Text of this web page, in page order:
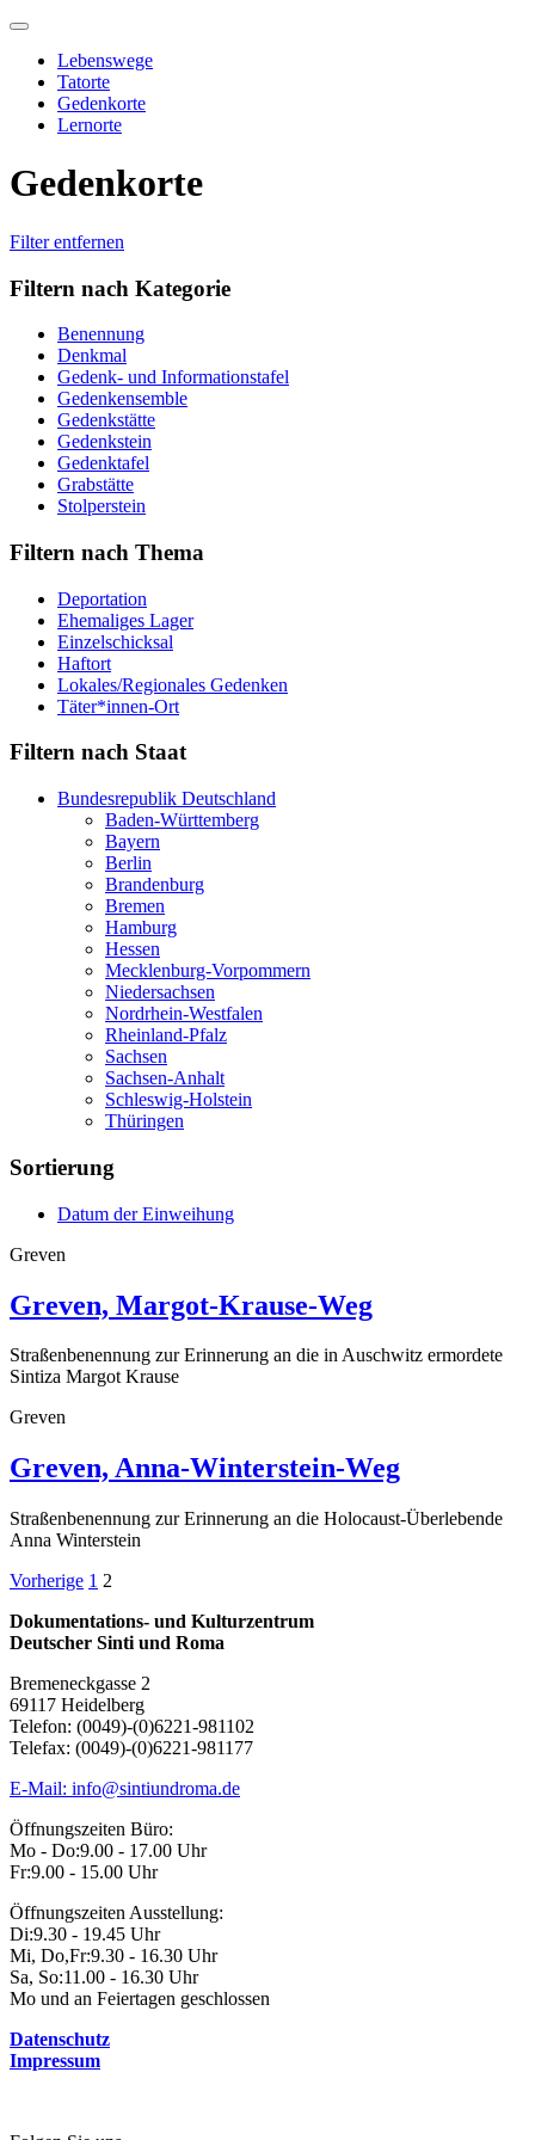
Skip
contentLebenswege
Tatorte
Gedenkorte
Lernorte
Gedenkorte
Filter entfernen
Filtern nach Kategorie
Benennung
Denkmal
Gedenk- und Informationstafel
Gedenkensemble
Gedenkstätte
Gedenkstein
Gedenktafel
Grabstätte
Stolperstein
Filtern nach Thema
Deportation
Ehemaliges Lager
Einzelschicksal
Haftort
Lokales/Regionales Gedenken
Täter*innen-Ort
Filtern nach Staat
Bundesrepublik Deutschland
Baden-Württemberg
Bayern
Berlin
Brandenburg
Bremen
Hamburg
Hessen
Mecklenburg-Vorpommern
Niedersachsen
Nordrhein-Westfalen
Rheinland-Pfalz
Sachsen
Sachsen-Anhalt
Schleswig-Holstein
Thüringen
Sortierung
Datum der Einweihung
Greven
Greven, Margot-Krause-Weg
Straßenbenennung zur Erinnerung an die in Auschwitz ermordete
Sintiza Margot Krause
Greven
Greven, Anna-Winterstein-Weg
Straßenbenennung zur Erinnerung an die Holocaust-Überlebende
Anna Winterstein
Seitennummerierung
der
Beiträge
Vorherige 1 2
Dokumentations- und Kulturzentrum
Deutscher Sinti und Roma
Bremeneckgasse 2
69117 Heidelberg
Telefon: (0049)-(0)6221-981102
Telefax: (0049)-(0)6221-981177
E-Mail: info@sintiundroma.de
Öffnungszeiten Büro:
Mo - Do:9.00 - 17.00 Uhr
Fr:9.00 - 15.00 Uhr
Öffnungszeiten Ausstellung:
Di:9.30 - 19.45 Uhr
Mi, Do,Fr:9.30 - 16.30 Uhr
Sa, So:11.00 - 16.30 Uhr
Mo und an Feiertagen geschlossen
Datenschutz
Impressum